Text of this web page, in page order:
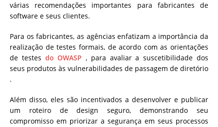
várias recomendações importantes para fabricantes de
software e seus clientes.
Para os fabricantes, as agências enfatizam a importância da
realização de testes formais, de acordo com as orientações
de testes do OWASP , para avaliar a suscetibilidade dos
seus produtos às vulnerabilidades de passagem de diretório
.
Além disso, eles são incentivados a desenvolver e publicar
um roteiro de design seguro, demonstrando seu
compromisso em priorizar a segurança em seus processos